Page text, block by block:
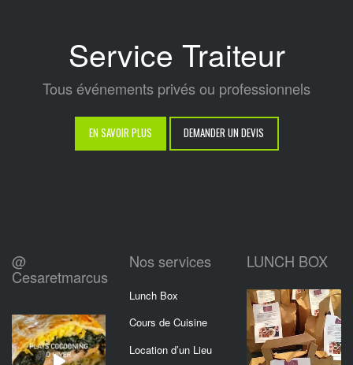
Service Traiteur
Tous événements privés ou professionnels
EN SAVOIR PLUS DEMANDER UN DEVIS
@
Cesaretmarcus
Nos services
Lunch Box
Cours de Cuisine
Location d’un Lieu
LUNCH BOX